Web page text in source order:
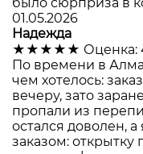
01.05.2026
Надежда
★★★★★ Оценка:
По времени в
чем хотелось:
вечеру, зато
пропали из
остался доволен,
заказом: